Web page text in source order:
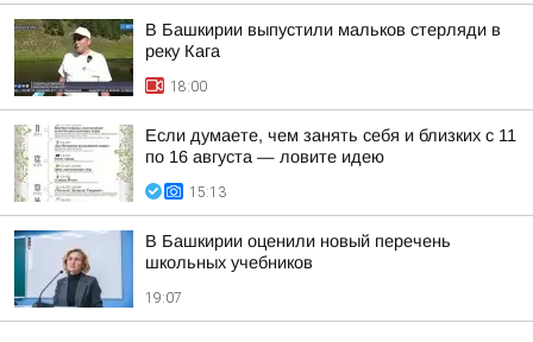
В Башкирии выпустили мальков стерляди в
реку Кага
18:00
Если думаете, чем занять себя и близких с 11
по 16 августа — ловите идею
15:13
В Башкирии оценили новый перечень
школьных учебников
19:07